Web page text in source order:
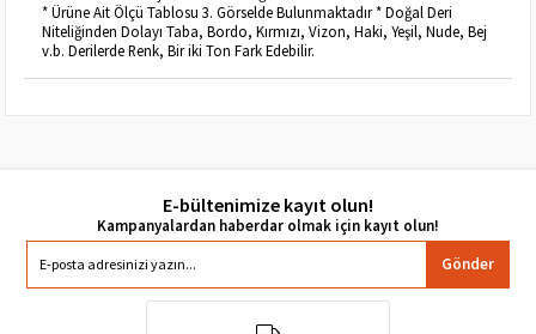
* Ürüne Ait Ölçü Tablosu 3. Görselde Bulunmaktadır * Doğal Deri
Niteliğinden Dolayı Taba, Bordo, Kırmızı, Vizon, Haki, Yeşil, Nude, Bej
v.b. Derilerde Renk, Bir iki Ton Fark Edebilir.
E-bültenimize kayıt olun!
Gönder